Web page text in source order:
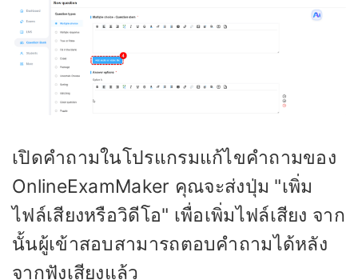
เปิดคำถามในโปรแกรมแก้ไขคำถามของ
OnlineExamMaker คุณจะส่งปุ่ม "เพิ่ม
ไฟล์เสียงหรือวิดีโอ" เพื่อเพิ่มไฟล์เสียง จาก
นั้นผู้เข้าสอบสามารถตอบคำถามได้หลัง
จากฟังเสียงแล้ว